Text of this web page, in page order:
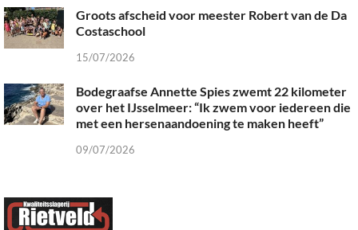
Groots afscheid voor meester Robert van de Da
Costaschool
15/07/2026
Bodegraafse Annette Spies zwemt 22 kilometer
over het IJsselmeer: “Ik zwem voor iedereen die
met een hersenaandoening te maken heeft”
09/07/2026